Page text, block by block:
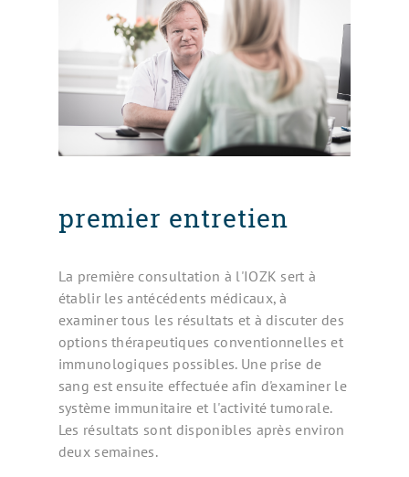
premier entretien
La première consultation à l'IOZK sert à
établir les antécédents médicaux, à
examiner tous les résultats et à discuter des
options thérapeutiques conventionnelles et
immunologiques possibles. Une prise de
sang est ensuite effectuée afin d'examiner le
système immunitaire et l'activité tumorale.
Les résultats sont disponibles après environ
deux semaines.